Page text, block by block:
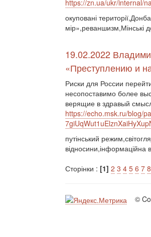
https://zn.ua/ukr/internal/
окуповані
мір»,реваншизм,Мінські
19.02.2022
«Преступлению и
Риски для России
несопоставимо более
верящие в здравый
https://echo.msk.ru/blog/
путінський
відносини,інформаційна
Сторінки : [1] 2 3 4 5 6 7 8
©